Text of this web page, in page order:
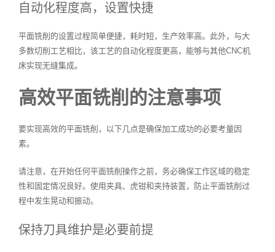
自动化程度高，设置快捷
平面铣削的设置过程简单便捷，耗时短，生产效率高。此外，与大
多数切削工艺相比，该工艺的自动化程度更高，能够与其他CNC机
床实现无缝集成。
高效平面铣削的注意事项
要实现高效的平面铣削，以下几点是确保加工成功的必要考量因
素。
请注意，在开始任何平面铣削操作之前，务必确保工作区域的稳定
性和固定情况良好。使用夹具、虎钳和夹持装置，防止平面铣削过
程中发生晃动和振动。
保持刀具维护是必要前提